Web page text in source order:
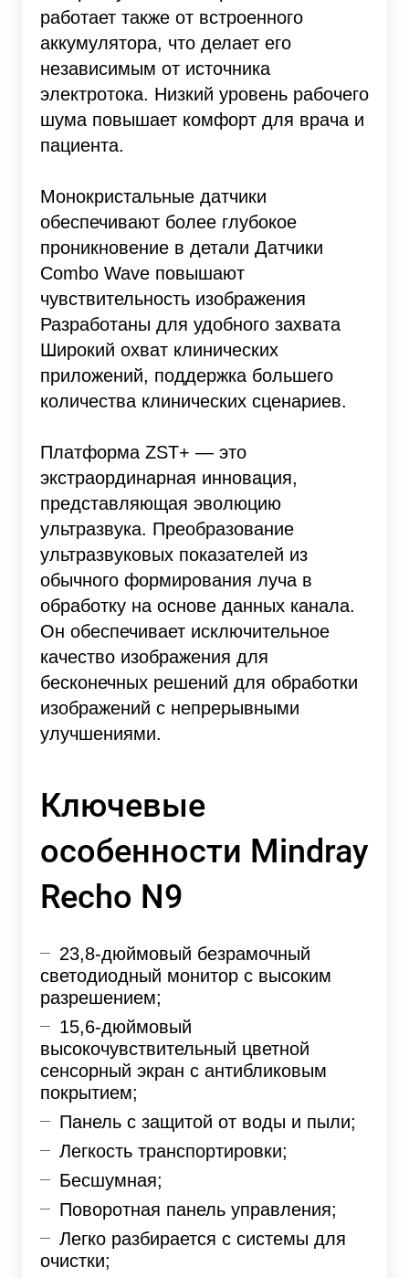
работает также от встроенного
аккумулятора, что делает его
независимым от источника
электротока. Низкий уровень рабочего
шума повышает комфорт для врача и
пациента.
Монокристальные датчики
обеспечивают более глубокое
проникновение в детали Датчики
Combo Wave повышают
чувствительность изображения
Разработаны для удобного захвата
Широкий охват клинических
приложений, поддержка большего
количества клинических сценариев.
Платформа ZST+ — это
экстраординарная инновация,
представляющая эволюцию
ультразвука. Преобразование
ультразвуковых показателей из
обычного формирования луча в
обработку на основе данных канала.
Он обеспечивает исключительное
качество изображения для
бесконечных решений для обработки
изображений с непрерывными
улучшениями.
Ключевые
особенности Mindray
Recho N9
23,8-дюймовый безрамочный
светодиодный монитор с высоким
разрешением;
15,6-дюймовый
высокочувствительный цветной
сенсорный экран с антибликовым
покрытием;
Панель с защитой от воды и пыли;
Легкость транспортировки;
Бесшумная;
Поворотная панель управления;
Легко разбирается с системы для
очистки;